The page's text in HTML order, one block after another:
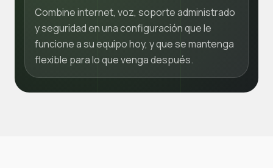
Combine internet, voz, soporte administrado
y seguridad en una configuración que le
funcione a su equipo hoy, y que se mantenga
flexible para lo que venga después.